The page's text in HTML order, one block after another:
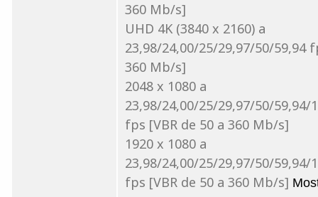
360 Mb/s]
UHD 4K (3840 x 2160) a
23,98/24,00/25/29,97/50/59,94
360 Mb/s]
2048 x 1080 a
23,98/24,00/25/29,97/50/59,94/
fps [VBR de 50 a 360 Mb/s]
1920 x 1080 a
23,98/24,00/25/29,97/50/59,94/
fps [VBR de 50 a 360 Mb/s]